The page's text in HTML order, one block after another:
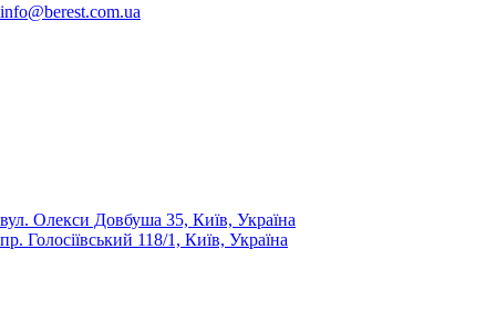
info@berest.com.ua
вул. Олекси Довбуша 35, Київ, Україна
пр. Голосіївський 118/1, Київ, Україна